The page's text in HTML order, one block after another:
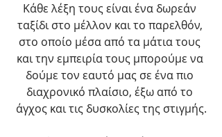
Κάθε λέξη τους είναι ένα δωρεάν
ταξίδι στο μέλλον και το παρελθόν,
στο οποίο μέσα από τα μάτια τους
και την εμπειρία τους μπορούμε να
δούμε τον εαυτό μας σε ένα πιο
διαχρονικό πλαίσιο, έξω από το
άγχος και τις δυσκολίες της στιγμής.